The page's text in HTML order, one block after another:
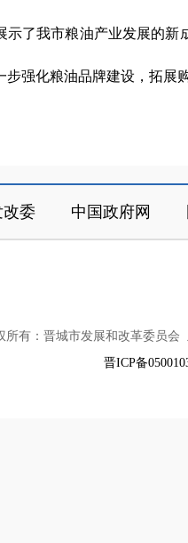
示了我市粮油产业发展的新
步强化粮油品牌建设，拓展
改委 中国政府网
所有：晋城市发展和改革委员会
晋ICP备